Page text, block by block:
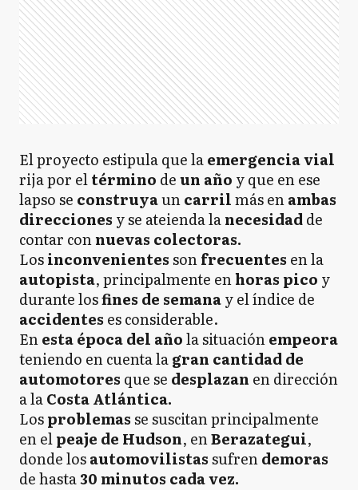
El proyecto estipula que laemergencia vial
rija por eltérmino deun año y que en ese
lapso se construyauncarrilmás enambas
direcciones y se ateienda lanecesidadde
contar connuevas colectoras.
Losinconvenientessonfrecuentes en la
autopista, principalmente enhoras pico y
durante losfines de semanay el índice de
accidentes es considerable.
Enesta época del añola situaciónempeora
teniendo en cuenta lagran cantidad de
automotores que se desplazan en dirección
a laCosta Atlántica.
Losproblemasse suscitan principalmente
en elpeaje de Hudson, enBerazategui,
donde losautomovilistassufrendemoras
de hasta30 minutos cada vez.